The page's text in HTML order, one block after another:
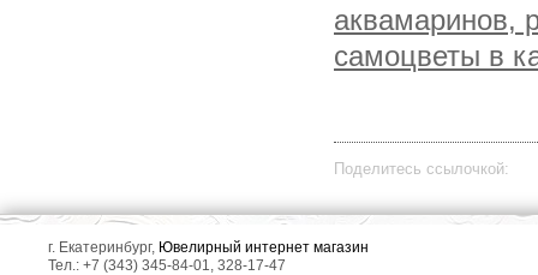
аквамаринов,
самоцветы в
Поделитесь ссылочкой:
г. Екатеринбург, Ювелирный интернет магазин
Тел.: +7 (343) 345-84-01, 328-17-47